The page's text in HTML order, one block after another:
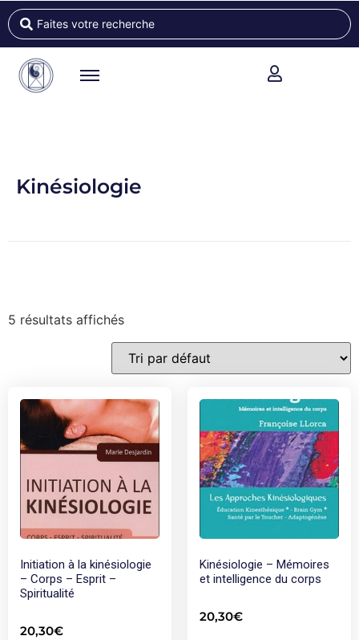
Kinésiologie
5 résultats affichés
Initiation à la kinésiologie
– Corps – Esprit –
Spiritualité
20,30€
Kinésiologie – Mémoires
et intelligence du corps
20,30€